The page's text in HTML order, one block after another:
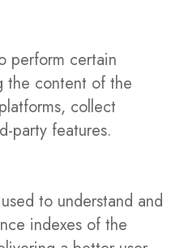
perform certain
the content of the
collect
party features.
to understand and
indexes of the